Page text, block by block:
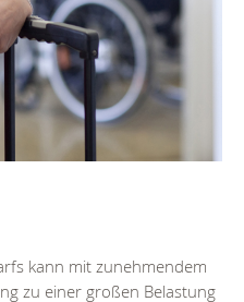
kann mit zunehmendem
zu einer großen Belastung